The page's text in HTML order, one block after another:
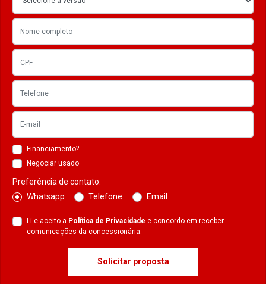
Financiamento?
Negociar usado
Preferência de contato:
Whatsapp
Telefone Email
Li e aceito a Política de Privacidade e concordo em receber
comunicações da concessionária.
Solicitar proposta